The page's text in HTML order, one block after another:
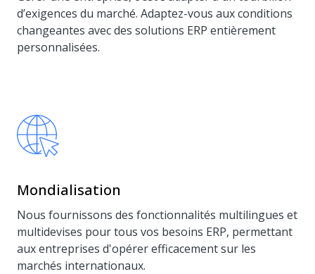
d’exigences du marché. Adaptez-vous aux conditions
changeantes avec des solutions ERP entièrement
personnalisées.
Mondialisation
Nous fournissons des fonctionnalités multilingues et
multidevises pour tous vos besoins ERP, permettant
aux entreprises d'opérer efficacement sur les
marchés internationaux.